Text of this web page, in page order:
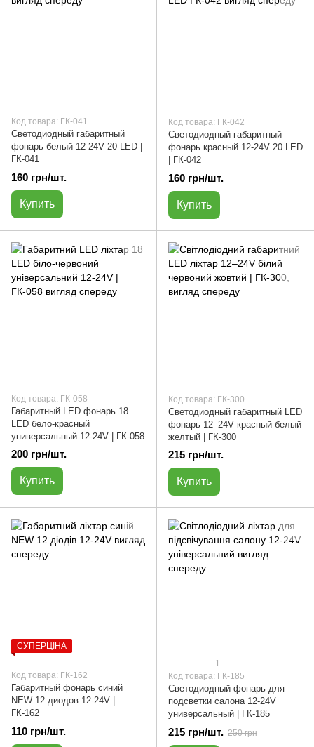
Код товара: ГК-041
Светодиодный габаритный
фонарь белый 12-24V 20 LED |
ГК-041
160 грн/шт.
Купить
Код товара: ГК-042
Светодиодный габаритный
фонарь красный 12-24V 20 LED
| ГК-042
160 грн/шт.
Купить
Код товара: ГК-058
Габаритный LED фонарь 18
LED бело-красный
универсальный 12-24V | ГК-058
200 грн/шт.
Купить
Код товара: ГК-300
Светодиодный габаритный LED
фонарь 12–24V красный белый
желтый | ГК-300
215 грн/шт.
Купить
СУПЕРЦІНА
Код товара: ГК-162
Габаритный фонарь синий
NEW 12 диодов 12-24V |
ГК-162
110 грн/шт.
1
Код товара: ГК-185
Светодиодный фонарь для
подсветки салона 12-24V
универсальный | ГК-185
215 грн/шт. 250 грн